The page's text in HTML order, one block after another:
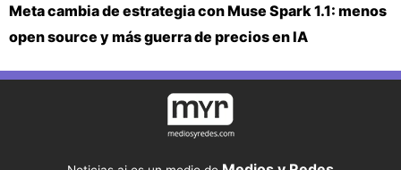
Meta cambia de estrategia con Muse Spark 1.1: menos
open source y más guerra de precios en IA